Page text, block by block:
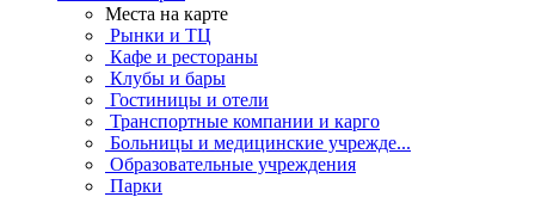
Места на карте
Рынки и ТЦ
Кафе и рестораны
Клубы и бары
Гостиницы и отели
Транспортные компании и карго
Больницы и медицинские учрежде...
Образовательные учреждения
Парки